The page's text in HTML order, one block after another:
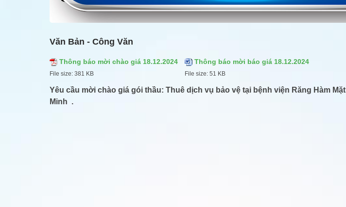
Văn Bản - Công Văn
Thông báo mời chào giá 18.12.2024
File size: 381 KB
Thông báo mời báo giá 18.12.2024
File size: 51 KB
Yêu cầu mời chào giá gói thầu: Thuê dịch vụ bảo vệ tại bệnh viện Răng Hàm Mặt
Minh .